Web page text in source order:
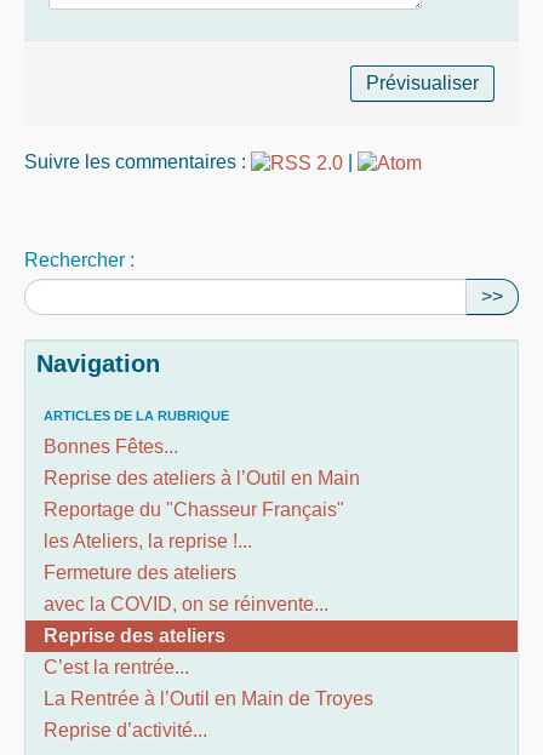
Suivre les commentaires :
Rechercher :
>>
Navigation
ARTICLES DE LA RUBRIQUE
Bonnes Fêtes...
Reprise des ateliers à l’Outil en Main
Reportage du "Chasseur Français"
les Ateliers, la reprise !...
Fermeture des ateliers
avec la COVID, on se réinvente...
Reprise des ateliers
C’est la rentrée...
La Rentrée à l’Outil en Main de Troyes
Reprise d’activité...